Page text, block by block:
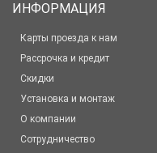
ИНФОРМАЦИЯ
Карты проезда к нам
Рассрочка и кредит
Скидки
Установка и монтаж
О компании
Сотрудничество